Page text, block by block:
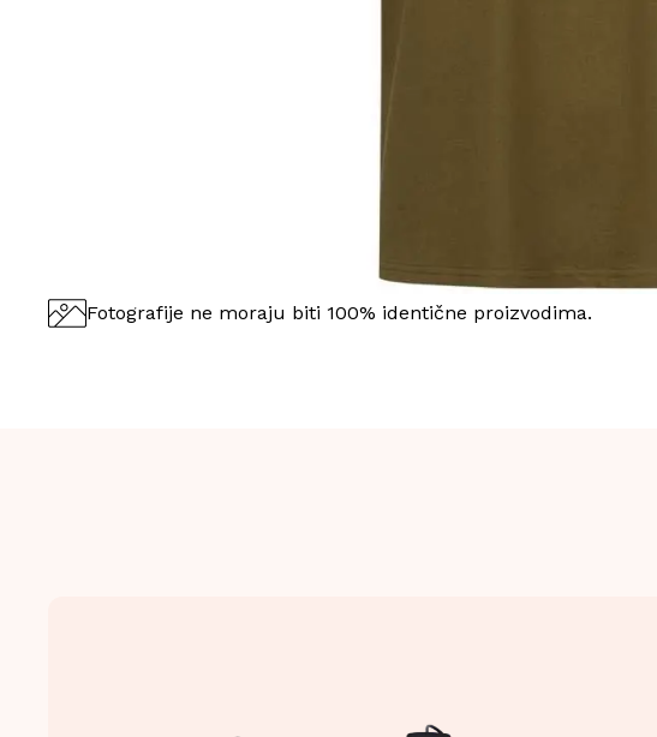
Fotografije ne moraju biti 100% identične proizvodima.